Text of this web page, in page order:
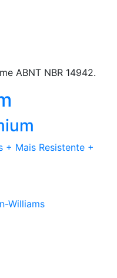
ABNT NBR 14942.
+ Mais Resistente +